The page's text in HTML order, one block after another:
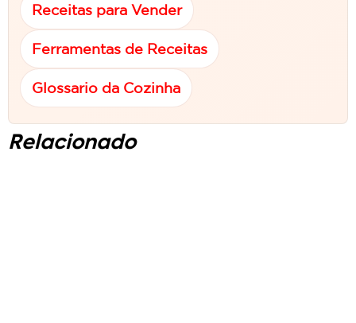
Receitas para Vender
Ferramentas de Receitas
Glossario da Cozinha
Relacionado